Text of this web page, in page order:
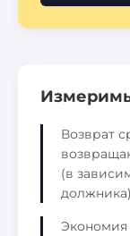
Возврат
(в
должника)
Экономия